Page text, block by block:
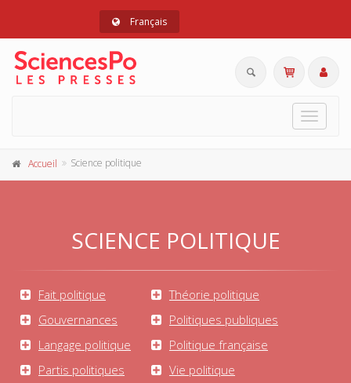
Français
Toggle
Accueil Science politique
SCIENCE POLITIQUE
Fait politique
Gouvernances
Langage politique
Partis politiques
Théorie politique
Politiques publiques
Politique française
Vie politique